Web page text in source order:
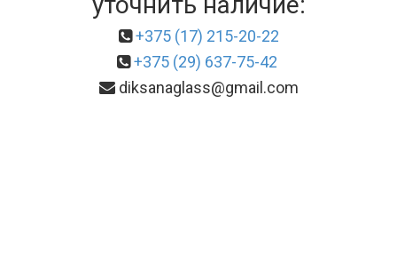
+375 (17) 215-20-22
+375 (29) 637-75-42
diksanaglass@gmail.com